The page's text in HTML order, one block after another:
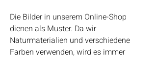
Die Bilder in unserem Online-Shop
dienen als Muster. Da wir
Naturmaterialien und verschiedene
Farben verwenden, wird es immer